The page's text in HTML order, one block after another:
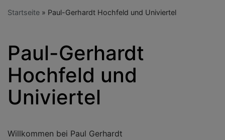
Startseite Paul-Gerhardt Hochfeld und Univiertel
Paul-Gerhardt
Hochfeld und
Univiertel
Willkommen bei Paul Gerhardt